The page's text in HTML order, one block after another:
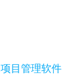
目管理软件